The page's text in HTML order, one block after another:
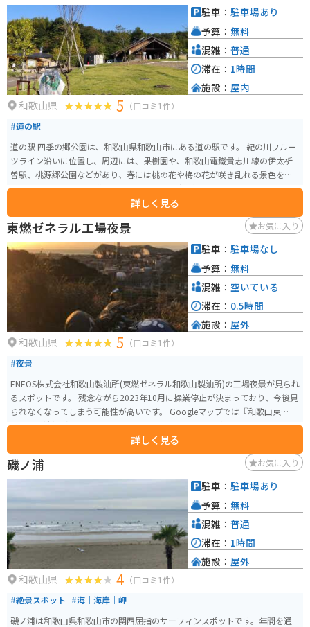
ておらず、草木をかき分ける形で三角点を見つけることができます。 飯盛山
自体は『紀伊続風土記』に記載されており、「その形を似て名づく」とある
山で、西側にある龍門山から伸びる龍門山脈に属します。飯盛山城は、歴史
愛好家やハイキング愛好家にとって興味深いスポットであり、その歴史的背
景や自然の美しさを楽しむことができます。
和歌山県 5 （口コミ1件）
#道の駅
道の駅 四季の郷公園は、和歌山県和歌山市にある道の駅です。 紀の川フルー
ツライン沿いに位置し、周辺には、果樹園や、和歌山電鐵貴志川線の伊太祈
曽駅、桃源郷公園などがあり、春には桃の花や梅の花が咲き乱れる景色を楽
しむことができます。 道の駅には、地元産の新鮮な農産物が販売されている
直売所や、和歌山ラーメンや、地元産の果物を使ったスイーツなどが楽しめ
るレストランがあります。 バイクツーリングで訪れる場合、道の駅の駐車場
は広く、休憩場所としても最適です。 また、道の駅には、観光案内所も併設
されているので、周辺の観光スポット情報も得ることができ、ツーリングの
拠点としてもおすすめです。
詳しく見る
駐車： 駐車場あり
予算： 無料
混雑： 普通
滞在： 1時間
施設： 屋内
東燃ゼネラル工場夜景 お気に入り
和歌山県 5 （口コミ1件）
#夜景
ENEOS株式会社和歌山製油所(東燃ゼネラル和歌山製油所)の工場夜景が見られ
るスポットです。 残念ながら2023年10月に操業停止が決まっており、今後見
られなくなってしまう可能性が高いです。 Googleマップでは『和歌山東燃ゼ
ネラル石油撮影』と表示されています。 付近にはミカン畑しかなく、トイレ
等もありませんのでご注意ください。みかん畑は私有地ですのでくれぐれも
入らないようにしてください。
詳しく見る
駐車： 駐車場なし
予算： 無料
混雑： 空いている
滞在： 0.5時間
施設： 屋外
磯ノ浦 お気に入り
和歌山県 4 （口コミ1件）
#絶景スポット #海｜海岸｜岬
磯ノ浦は和歌山県和歌山市の関西屈指のサーフィンスポットです。年間を通
駐車： 駐車場あり
予算： 無料
混雑： 普通
滞在： 1時間
施設： 屋外